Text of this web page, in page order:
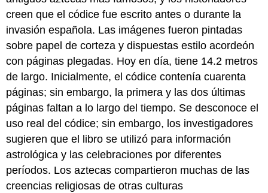
creen que el códice fue escrito antes o durante la
invasión española. Las imágenes fueron pintadas
sobre papel de corteza y dispuestas estilo acordeón
con páginas plegadas. Hoy en día, tiene 14.2 metros
de largo. Inicialmente, el códice contenía cuarenta
páginas; sin embargo, la primera y las dos últimas
páginas faltan a lo largo del tiempo. Se desconoce el
uso real del códice; sin embargo, los investigadores
sugieren que el libro se utilizó para información
astrológica y las celebraciones por diferentes
períodos. Los aztecas compartieron muchas de las
creencias religiosas de otras culturas